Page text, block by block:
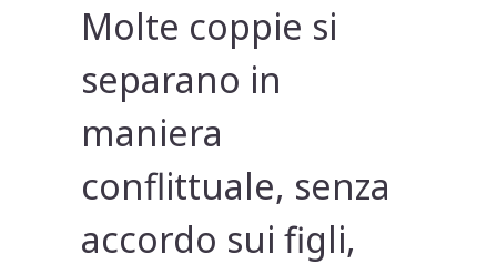
Molte coppie si
separano in
maniera
conflittuale, senza
accordo sui figli,